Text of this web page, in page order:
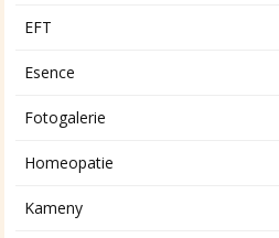
EFT
Esence
Fotogalerie
Homeopatie
Kameny